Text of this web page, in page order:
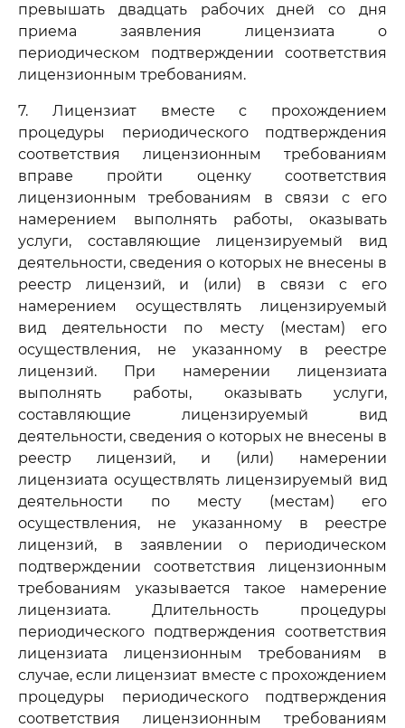
превышать двадцать рабочих дней со дня
приема заявления лицензиата о
периодическом подтверждении соответствия
лицензионным требованиям.
7. Лицензиат вместе с прохождением
процедуры периодического подтверждения
соответствия лицензионным требованиям
вправе пройти оценку соответствия
лицензионным требованиям в связи с его
намерением выполнять работы, оказывать
услуги, составляющие лицензируемый вид
деятельности, сведения о которых не внесены в
реестр лицензий, и (или) в связи с его
намерением осуществлять лицензируемый
вид деятельности по месту (местам) его
осуществления, не указанному в реестре
лицензий. При намерении лицензиата
выполнять работы, оказывать услуги,
составляющие лицензируемый вид
деятельности, сведения о которых не внесены в
реестр лицензий, и (или) намерении
лицензиата осуществлять лицензируемый вид
деятельности по месту (местам) его
осуществления, не указанному в реестре
лицензий, в заявлении о периодическом
подтверждении соответствия лицензионным
требованиям указывается такое намерение
лицензиата. Длительность процедуры
периодического подтверждения соответствия
лицензиата лицензионным требованиям в
случае, если лицензиат вместе с прохождением
процедуры периодического подтверждения
соответствия лицензионным требованиям